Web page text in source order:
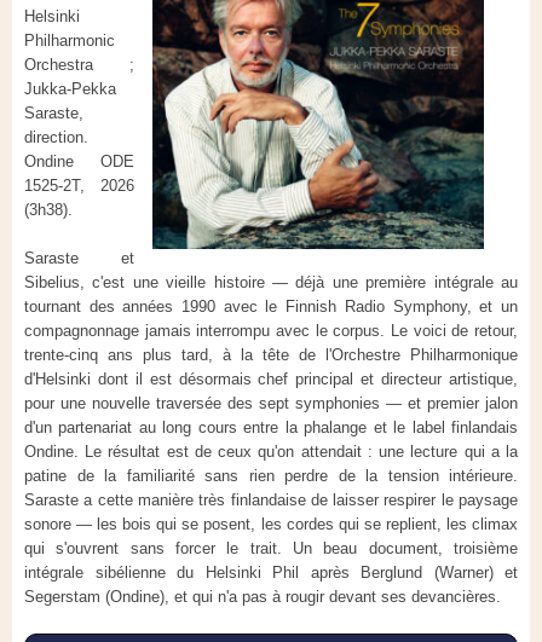
Helsinki
Philharmonic
Orchestra ;
Jukka-Pekka
Saraste,
direction.
Ondine ODE
1525-2T, 2026
(3h38).
Saraste et
Sibelius, c'est une vieille histoire — déjà une première intégrale au
tournant des années 1990 avec le Finnish Radio Symphony, et un
compagnonnage jamais interrompu avec le corpus. Le voici de retour,
trente-cinq ans plus tard, à la tête de l'Orchestre Philharmonique
d'Helsinki dont il est désormais chef principal et directeur artistique,
pour une nouvelle traversée des sept symphonies — et premier jalon
d'un partenariat au long cours entre la phalange et le label finlandais
Ondine. Le résultat est de ceux qu'on attendait : une lecture qui a la
patine de la familiarité sans rien perdre de la tension intérieure.
Saraste a cette manière très finlandaise de laisser respirer le paysage
sonore — les bois qui se posent, les cordes qui se replient, les climax
qui s'ouvrent sans forcer le trait. Un beau document, troisième
intégrale sibélienne du Helsinki Phil après Berglund (Warner) et
Segerstam (Ondine), et qui n'a pas à rougir devant ses devancières.